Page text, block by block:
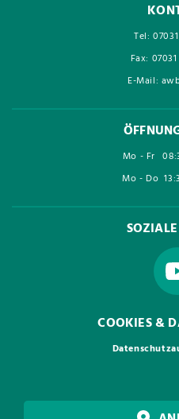
Tel:
Fax:
E-Mail:
Mo - Fr
Mo - Do
COOKIES &